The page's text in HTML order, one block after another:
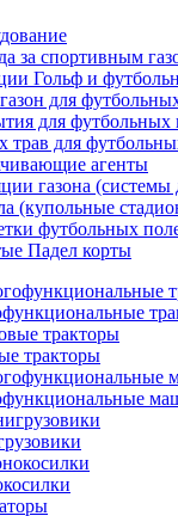
за спортивным
Гольф и
для
для футбольных
трав для
агенты
газона (системы
(купольные
футбольных
Падел корты
тракторы